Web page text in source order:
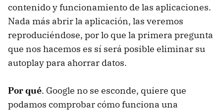
contenido y funcionamiento de las aplicaciones.
Nada más abrir la aplicación, las veremos
reproduciéndose, por lo que la primera pregunta
que nos hacemos es sí será posible eliminar su
autoplay para ahorrar datos.
Por qué. Google no se esconde, quiere que
podamos comprobar cómo funciona una